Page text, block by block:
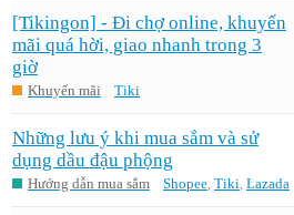
[Tikingon] - Đi chợ online, khuyến
mãi quá hời, giao nhanh trong 3
giờ
Khuyến mãi Tiki
Những lưu ý khi mua sắm và sử
dụng dầu đậu phộng
Hướng dẫn mua sắm Shopee, Tiki, Lazada